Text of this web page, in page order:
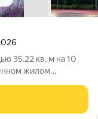
35.22 кв. м на 10
жилом
на 10 этаже.